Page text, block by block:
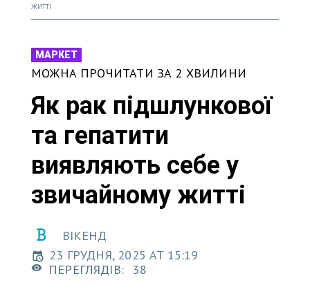
житті
МАРКЕТ
МОЖНА ПРОЧИТАТИ ЗА 2 ХВИЛИНИ
Як рак підшлункової
та гепатити
виявляють себе у
звичайному житті
ВІКЕНД
23 ГРУДНЯ, 2025 AT 15:19
ПЕРЕГЛЯДІВ:
38